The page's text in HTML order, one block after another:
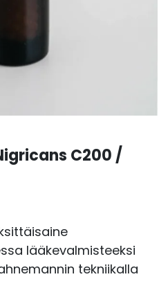
C200 /
lääkevalmisteeksi
tekniikalla